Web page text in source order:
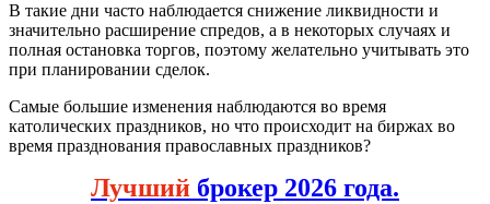
В такие дни часто наблюдается снижение ликвидности и
значительно расширение спредов, а в некоторых случаях и
полная остановка торгов, поэтому желательно учитывать это
при планировании сделок.
Самые большие изменения наблюдаются во время
католических праздников, но что происходит на биржах во
время празднования православных праздников?
Лучший брокер 2026 года.